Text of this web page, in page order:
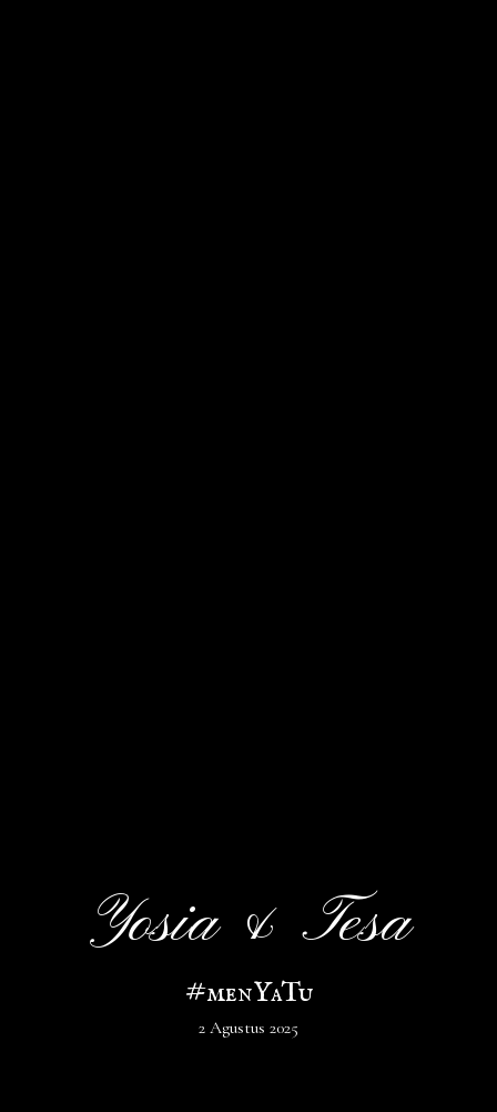
Yosia & Tesa
#menYaTu
2 Agustus 2025